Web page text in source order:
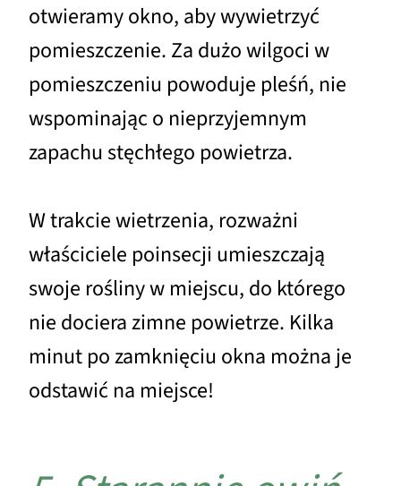
otwieramy okno, aby wywietrzyć
pomieszczenie. Za dużo wilgoci w
pomieszczeniu powoduje pleśń, nie
wspominając o nieprzyjemnym
zapachu stęchłego powietrza.
W trakcie wietrzenia, rozważni
właściciele poinsecji umieszczają
swoje rośliny w miejscu, do którego
nie dociera zimne powietrze. Kilka
minut po zamknięciu okna można je
odstawić na miejsce!